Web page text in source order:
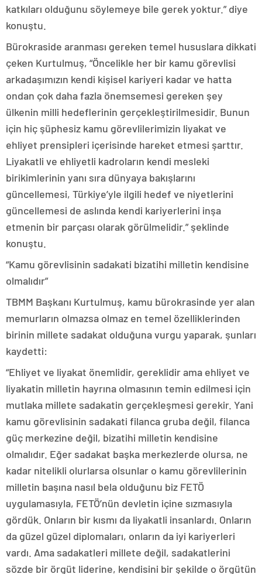
katkıları olduğunu söylemeye bile gerek yoktur.” diye
konuştu.
Bürokraside aranması gereken temel hususlara dikkati
çeken Kurtulmuş, “Öncelikle her bir kamu görevlisi
arkadaşımızın kendi kişisel kariyeri kadar ve hatta
ondan çok daha fazla önemsemesi gereken şey
ülkenin milli hedeflerinin gerçekleştirilmesidir. Bunun
için hiç şüphesiz kamu görevlilerimizin liyakat ve
ehliyet prensipleri içerisinde hareket etmesi şarttır.
Liyakatli ve ehliyetli kadroların kendi mesleki
birikimlerinin yanı sıra dünyaya bakışlarını
güncellemesi, Türkiye’yle ilgili hedef ve niyetlerini
güncellemesi de aslında kendi kariyerlerini inşa
etmenin bir parçası olarak görülmelidir.” şeklinde
konuştu.
“Kamu görevlisinin sadakati bizatihi milletin kendisine
olmalıdır”
TBMM Başkanı Kurtulmuş, kamu bürokrasinde yer alan
memurların olmazsa olmaz en temel özelliklerinden
birinin millete sadakat olduğuna vurgu yaparak, şunları
kaydetti:
“Ehliyet ve liyakat önemlidir, gereklidir ama ehliyet ve
liyakatin milletin hayrına olmasının temin edilmesi için
mutlaka millete sadakatin gerçekleşmesi gerekir. Yani
kamu görevlisinin sadakati filanca gruba değil, filanca
güç merkezine değil, bizatihi milletin kendisine
olmalıdır. Eğer sadakat başka merkezlerde olursa, ne
kadar nitelikli olurlarsa olsunlar o kamu görevlilerinin
milletin başına nasıl bela olduğunu biz FETÖ
uygulamasıyla, FETÖ’nün devletin içine sızmasıyla
gördük. Onların bir kısmı da liyakatli insanlardı. Onların
da güzel güzel diplomaları, onların da iyi kariyerleri
vardı. Ama sadakatleri millete değil, sadakatlerini
sözde bir örgüt liderine, kendisini bir şekilde o örgütün